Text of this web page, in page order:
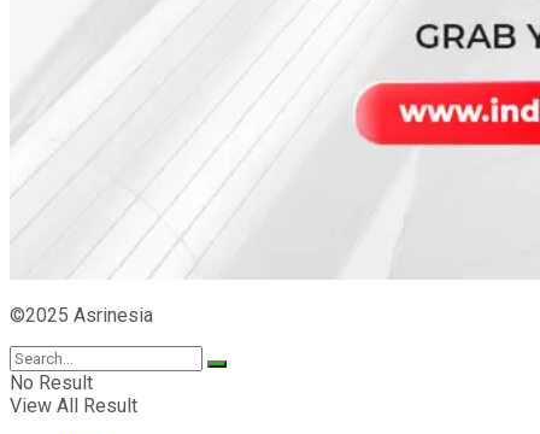
©2025 Asrinesia
No Result
View All Result